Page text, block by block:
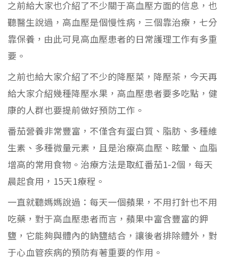
之前給大家也介紹了不少關于高血壓方面的信息，也
聽醫生說過，高血壓是個慢性病，三個靠治療，七分
靠保養，由此可見高血壓患者的日常護理工作有多重
要。
之前也給大家介紹了不少的降壓菜，降壓茶，今天再
給大家介紹幾種降壓水果，高血壓患者要多吃點，健
康的人群也要提前做好預防工作。
番茄營養非常豐富，不僅含有蛋白質、脂肪、多種維
生素、多種微量元素，且是治療高血壓、眩暈、血脂
增高的常用食物。治療方法是取紅番茄1-2個，每天
晨起食用，15天1療程。
一直就聽媽媽說過：每天一個蘋果，不用打針也不用
吃藥，對于高血壓患者而言，蘋果中富含豐富的鉀
鹽，它能夠與體內的鈉鹽結合，讓後者排除體外，對
于心血管疾病的預防有著重要的作用。